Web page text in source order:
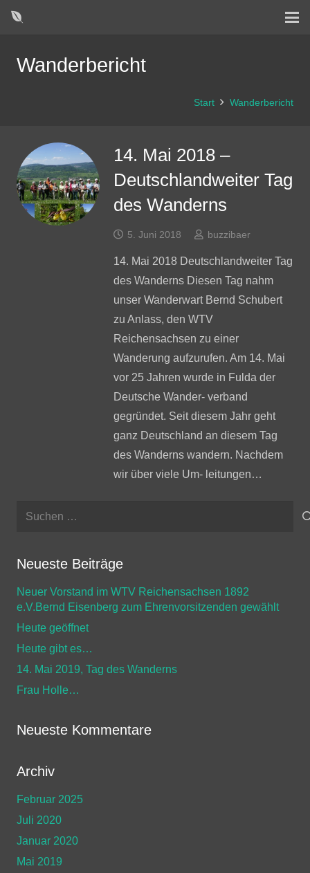
Wanderbericht
Start Wanderbericht
14. Mai 2018 –
Deutschlandweiter Tag
des Wanderns
5. Juni 2018 buzzibaer
14. Mai 2018 Deutschlandweiter Tag
des Wanderns Diesen Tag nahm
unser Wanderwart Bernd Schubert
zu Anlass, den WTV
Reichensachsen zu einer
Wanderung aufzurufen. Am 14. Mai
vor 25 Jahren wurde in Fulda der
Deutsche Wander- verband
gegründet. Seit diesem Jahr geht
ganz Deutschland an diesem Tag
des Wanderns wandern. Nachdem
wir über viele Um- leitungen…
Suchen
Neueste Beiträge
Neuer Vorstand im WTV Reichensachsen 1892
e.V.Bernd Eisenberg zum Ehrenvorsitzenden gewählt
Heute geöffnet
Heute gibt es…
14. Mai 2019, Tag des Wanderns
Frau Holle…
Neueste Kommentare
Archiv
Februar 2025
Juli 2020
Januar 2020
Mai 2019